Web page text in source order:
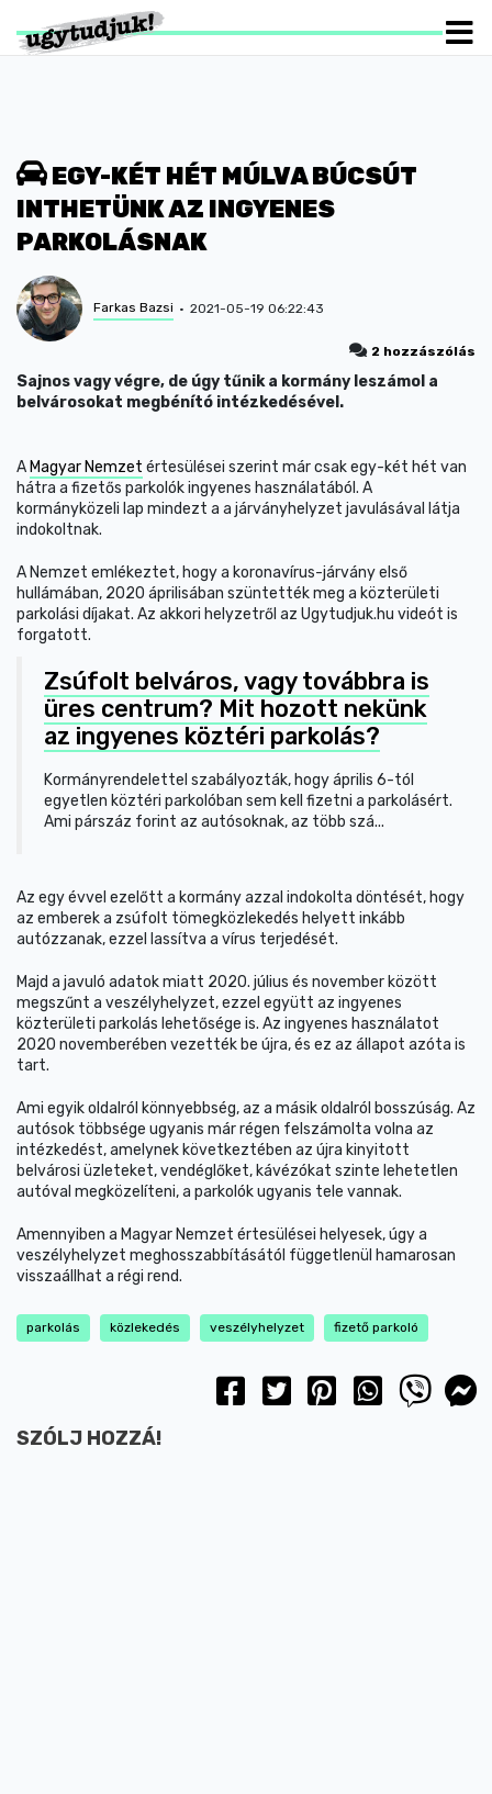
EGY-KÉT HÉT MÚLVA BÚCSÚT
INTHETÜNK AZ INGYENES
PARKOLÁSNAK
Farkas Bazsi 2021-05-19 06:22:43
2 hozzászólás
Sajnos vagy végre, de úgy tűnik a kormány leszámol a
belvárosokat megbénító intézkedésével.
A Magyar Nemzet értesülései szerint már csak egy-két hét van
hátra a fizetős parkolók ingyenes használatából. A
kormányközeli lap mindezt a a járványhelyzet javulásával látja
indokoltnak.
A Nemzet emlékeztet, hogy a koronavírus-járvány első
hullámában, 2020 áprilisában szüntették meg a közterületi
parkolási díjakat. Az akkori helyzetről az Ugytudjuk.hu videót is
forgatott.
Zsúfolt belváros, vagy továbbra is
üres centrum? Mit hozott nekünk
az ingyenes köztéri parkolás?
Kormányrendelettel szabályozták, hogy április 6-tól
egyetlen köztéri parkolóban sem kell fizetni a parkolásért.
Ami párszáz forint az autósoknak, az több szá...
Az egy évvel ezelőtt a kormány azzal indokolta döntését, hogy
az emberek a zsúfolt tömegközlekedés helyett inkább
autózzanak, ezzel lassítva a vírus terjedését.
Majd a javuló adatok miatt 2020. július és november között
megszűnt a veszélyhelyzet, ezzel együtt az ingyenes
közterületi parkolás lehetősége is. Az ingyenes használatot
2020 novemberében vezették be újra, és ez az állapot azóta is
tart.
Ami egyik oldalról könnyebbség, az a másik oldalról bosszúság. Az
autósok többsége ugyanis már régen felszámolta volna az
intézkedést, amelynek következtében az újra kinyitott
belvárosi üzleteket, vendéglőket, kávézókat szinte lehetetlen
autóval megközelíteni, a parkolók ugyanis tele vannak.
Amennyiben a Magyar Nemzet értesülései helyesek, úgy a
veszélyhelyzet meghosszabbításától függetlenül hamarosan
visszaállhat a régi rend.
parkolás közlekedés veszélyhelyzet fizető parkoló
SZÓLJ HOZZÁ!